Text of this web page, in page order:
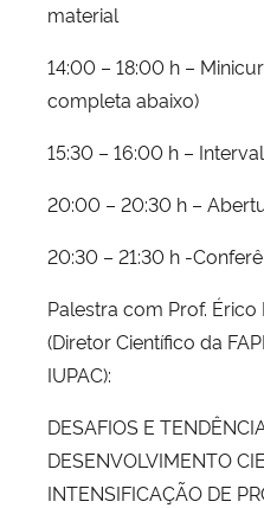
material
14:00 – 18:00 h –
completa abaixo)
15:30 – 16:00 h –
20:00 – 20:30 h –
20:30 – 21:30 h -
Palestra com Prof.
(Diretor Científico da
IUPAC):
DESAFIOS E
DESENVOLVIMENTO
INTENSIFICAÇÃO DE